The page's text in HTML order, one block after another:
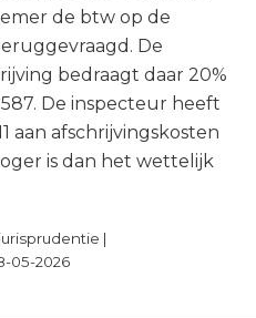
de btw op de
De
bedraagt daar 20%
De inspecteur heeft
aan afschrijvingskosten
is dan het wettelijk
|
05-2026